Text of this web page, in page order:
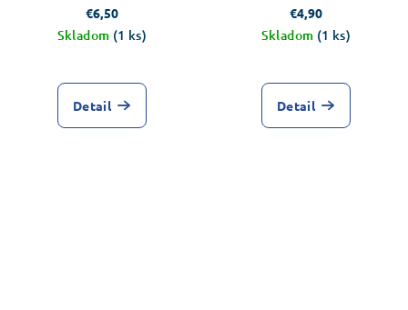
€6,50
Skladom (1 ks)
Detail
€4,90
Skladom (1 ks)
Detail